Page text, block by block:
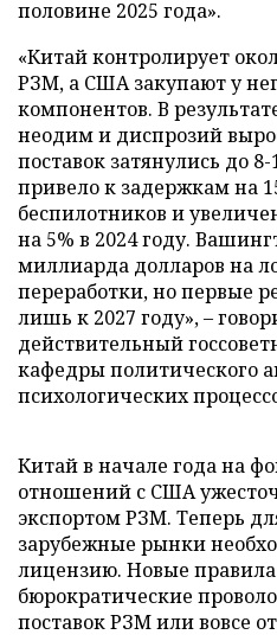
половине 2025 года».
«Китай контролирует
РЗМ, а США закупают у
компонентов. В
неодим и диспрозий
поставок затянулись до
привело к задержкам на
беспилотников и
на 5% в 2024 году.
миллиарда долларов на
переработки, но первые
лишь к 2027 году», –
действительный
кафедры политического
психологических
Китай в начале года на
отношений с США
экспортом РЗМ. Теперь
зарубежные рынки
лицензию. Новые
бюрократические
поставок РЗМ или вовсе